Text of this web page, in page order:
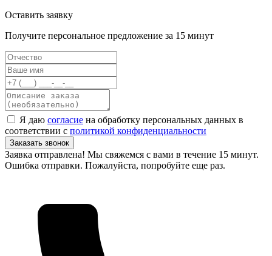
Оставить заявку
Получите персональное предложение за 15 минут
Я даю согласие на обработку персональных данных в
соответствии с политикой конфиденциальности
Заказать звонок
Заявка отправлена! Мы свяжемся с вами в течение 15 минут.
Ошибка отправки. Пожалуйста, попробуйте еще раз.